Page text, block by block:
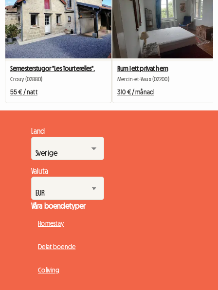
Semesterstugor "Les Tourterelles".
Crouy (02880)
55 € / natt
Rum i ett privat hem
Mercin-et-Vaux (02200)
310 € / månad
Land
Valuta
Våra boendetyper
Homestay
Delat boende
Coliving